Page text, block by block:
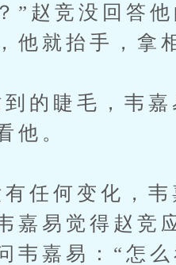
赵竞没回答他
他就抬手，拿
的睫毛，韦嘉
他。
任何变化，韦
嘉易觉得赵竞
韦嘉易：“怎